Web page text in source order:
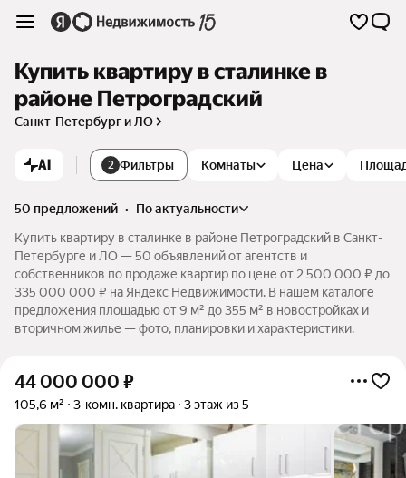
Купить квартиру в сталинке в
районе Петроградский
Санкт-Петербург и ЛО
AI 2 Фильтры Комнаты Цена
50 предложений •
по актуальности
Купить квартиру в сталинке в районе Петроградский в Санкт-
Петербурге и ЛО — 50 объявлений от агентств и
собственников по продаже квартир по цене от 2 500 000 ₽ до
335 000 000 ₽ на Яндекс Недвижимости. В нашем каталоге
предложения площадью от 9 м² до 355 м² в новостройках и
вторичном жилье — фото, планировки и характеристики.
44 000 000 ₽
105,6 м² 3-комн. квартира 3 этаж из 5